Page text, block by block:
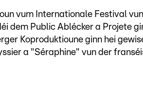
vum Internationale Festival
dem Public Ablécker a Projete
Koproduktioune ginn hei
a "Séraphine" vun der